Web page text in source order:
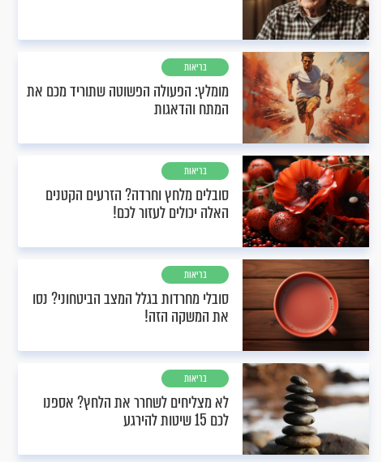
בריאות
מומלץ: הפעולה הפשוטה שתוריד מכם את
המתח והדאגות
בריאות
סובלים מלחץ וחרדה? הזרעים הקטנים
האלה יכולים לעזור לכם!
בריאות
סובלי מחרדות בגלל המצב הביטחוני? נסו
את המשקה הזה!
בריאות
לא מצליחים לשחרר את הלחץ? אספנו
לכם 15 שיטות להירגע